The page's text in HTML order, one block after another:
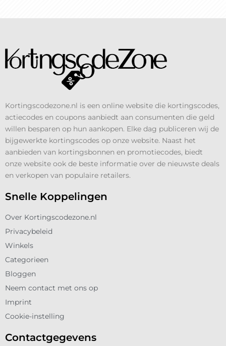
Kortingscodezone.nl is een online website die kortingscodes,
actiecodes en coupons aanbiedt aan consumenten die geld
willen besparen op hun aankopen. Elke dag publiceren wij de
bijgewerkte kortingscodes op onze website. Naast het
aanbieden van kortingsbonnen en promotiecodes, biedt
onze website ook de beste informatie over de nieuwste deals
en verkopen van populaire retailers.
Snelle Koppelingen
Over Kortingscodezone.nl
Privacybeleid
Winkels
Categorieen
Bloggen
Neem contact met ons op
Imprint
Cookie-instelling
Contactgegevens